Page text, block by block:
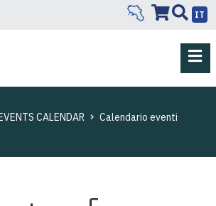
IT
CALENDAR Calendario eventi